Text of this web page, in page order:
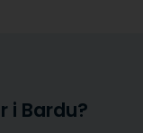
i Bardu?